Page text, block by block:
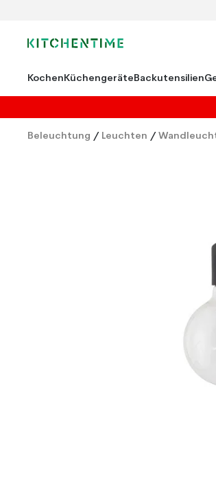
KochenKüchengeräteBackutensilien
Beleuchtung / Leuchten /